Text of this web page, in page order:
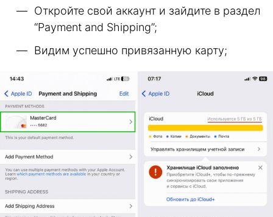
Откройте свой аккаунт и зайдите в раздел
“Payment and Shipping”;
Видим успешно привязанную карту;